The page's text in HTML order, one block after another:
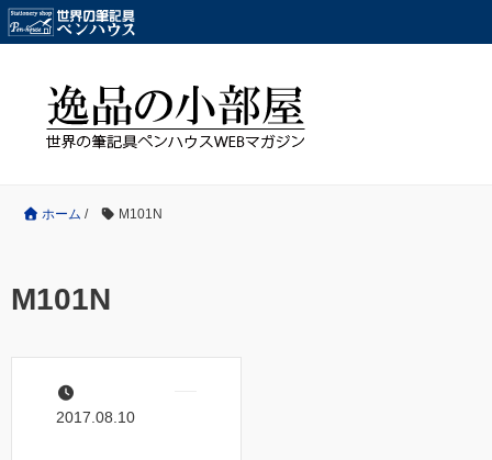
ホーム / M101N
M101N
2017.08.10